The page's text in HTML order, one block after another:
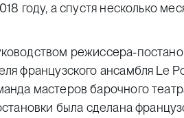
году, а спустя несколько
режиссера-
французского ансамбля Le
мастеров барочного
была сделана